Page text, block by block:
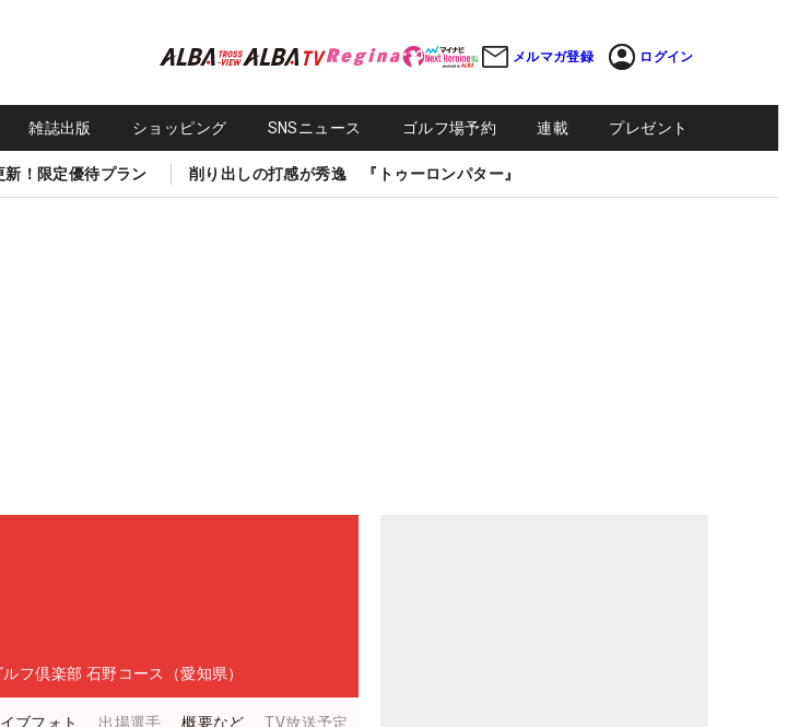
メルマガ登録 ログイン
雑誌出版 ショッピング SNSニュース ゴルフ場予約 連載 プレゼント
新！限定優待プラン 削り出しの打感が秀逸 『トゥーロンパター』
フ倶楽部 石野コース（愛知県）
ブフォト 出場選手 概要など TV放送予定